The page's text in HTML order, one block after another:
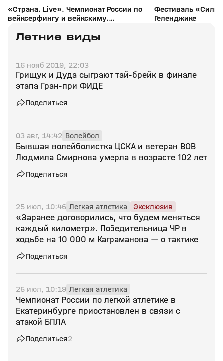
«Страна. Live». Чемпионат России по
вейксерфингу и вейкскиму.
Фестиваль
Геленджике
Летние виды
16 нояб 2019, 22:03
Грищук и Дуда сыграют тай-брейк в финале
этапа Гран-при ФИДЕ
Поделиться
03 авг, 14:42 Волейбол
Бывшая волейболистка ЦСКА и ветеран ВОВ
Людмила Смирнова умерла в возрасте 102 лет
Поделиться
25 июл, 10:46 Легкая атлетика Эксклюзив
«Заранее договорились, что будем меняться
каждый километр». Победительница ЧР в
ходьбе на 10 000 м Каграманова — о тактике
Поделиться
25 июл, 10:19 Легкая атлетика
Чемпионат России по легкой атлетике в
Екатеринбурге приостановлен в связи с
атакой БПЛА
Поделиться2